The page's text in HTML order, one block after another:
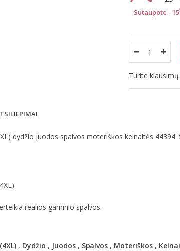
Sutaupote - 15
Turite
dydžio juodos spalvos moteriškos kelnaitės
realios gaminio spalvos.
, Dydžio , Juodos, Spalvos, Moteriškos,